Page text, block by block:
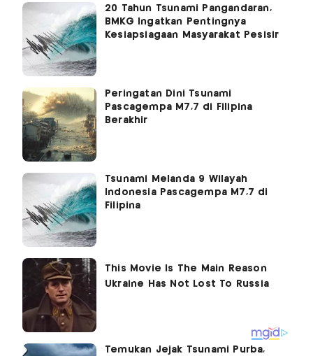
20 Tahun Tsunami Pangandaran,
BMKG Ingatkan Pentingnya
Kesiapsiagaan Masyarakat Pesisir
Peringatan Dini Tsunami
Pascagempa M7,7 di Filipina
Berakhir
Tsunami Melanda 9 Wilayah
Indonesia Pascagempa M7,7 di
Filipina
Temukan Jejak Tsunami Purba,